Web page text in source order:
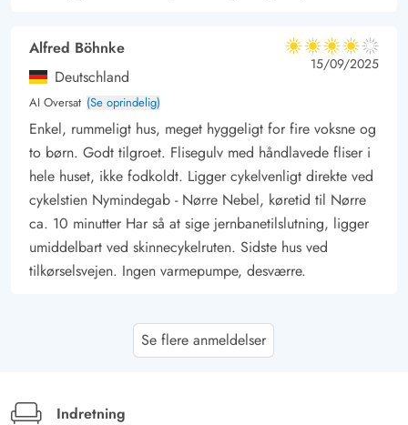
Alfred Böhnke
Deutschland
AI Oversat (Se oprindelig)
4 ud af 5
4 ud af 5
4 out of 5
15/09/2025
Enkel, rummeligt hus, meget hyggeligt for fire voksne og
to børn. Godt tilgroet. Flisegulv med håndlavede fliser i
hele huset, ikke fodkoldt. Ligger cykelvenligt direkte ved
cykelstien Nymindegab - Nørre Nebel, køretid til Nørre
ca. 10 minutter Har så at sige jernbanetilslutning, ligger
umiddelbart ved skinnecykelruten. Sidste hus ved
tilkørselsvejen. Ingen varmepumpe, desværre.
Thorsten Pietsch
Smukt beliggende sommerhus i rolige omgivelser, og
Se flere anmeldelser
Indretning